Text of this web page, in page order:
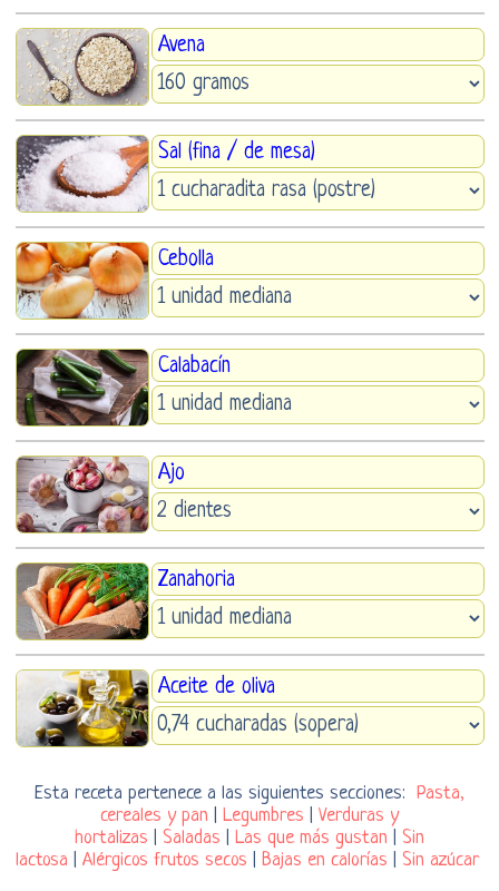
Avena
Sal (fina / de mesa)
Cebolla
Calabacín
Ajo
Zanahoria
Aceite de oliva
Esta receta pertenece a las siguientes secciones: Pasta,
cereales y pan
Legumbres
Verduras y
hortalizas
Saladas Las que más gustan
Sin
lactosa
Alérgicos frutos secos Bajas en calorías Sin azúcar